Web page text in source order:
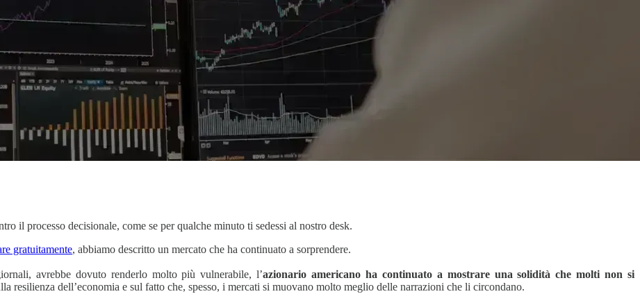
il processo decisionale, come se per qualche minuto ti sedessi al nostro desk.
gratuitamente, abbiamo descritto un mercato che ha continuato a sorprendere.
avrebbe dovuto renderlo molto più vulnerabile, l’azionario americano ha continuato a mostrare una solidità che molti non si
resilienza dell’economia e sul fatto che, spesso, i mercati si muovano molto meglio delle narrazioni che li circondano.